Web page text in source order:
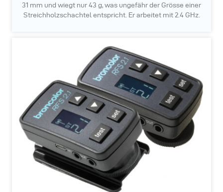
31 mm und wiegt nur 43 g, was ungefähr der Grösse einer
Streichholzschachtel entspricht. Er arbeitet mit 2.4 GHz.